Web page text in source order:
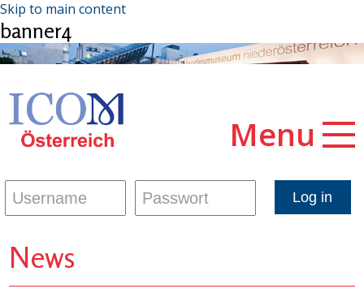
Skip to main content
banner4
Menu
News